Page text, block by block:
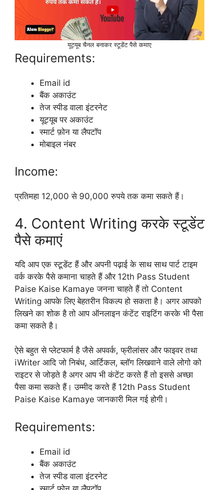
यूट्यूब चैनल बनाकर स्टूडेंट पैसे कमाए
Requirements:
Email id
बैंक अकाउंट
तेज स्पीड वाला इंटरनेट
यूट्यूब पर अकाउंट
स्मार्ट फ़ोन या लैपटॉप
मोबाइल नंबर
Income:
प्रतिमहा 12,000 से 90,000 रुपये तक कमा सकते हैं।
4. Content Writing करके स्टूडेंट
पैसे कमाएं
यदि आप एक स्टूडेंट हैं और अपनी पढ़ाई के साथ साथ पार्ट टाइम
वर्क करके पैसे कमाना चाहते हैं और 12th Pass Student
Paise Kaise Kamaye जनना चाहते हैं तो Content
Writing आपके लिए बेहतरीन विकल्प हो सकता है। अगर आपको
लिखने का शोक है तो आप ऑनलाइन कंटेंट राइटिंग करके भी पैसा
कमा सकते है।
ऐसे बहुत से प्लेटफार्म है जैसे अपवर्क, फ्रीलांसर और फाइवर तथा
iWriter आदि जो निबंध, आर्टिकल, ब्लॉग लिखवाने वाले लोगो को
राइटर से जोड़ते है अगर आप भी कंटेंट करते हैं तो इससे अच्छा
पैसा कमा सकते हैं। उम्मीद करते हैं 12th Pass Student
Paise Kaise Kamaye जानकारी मिल गई होगी।
Requirements:
Email id
बैंक अकाउंट
तेज स्पीड वाला इंटरनेट